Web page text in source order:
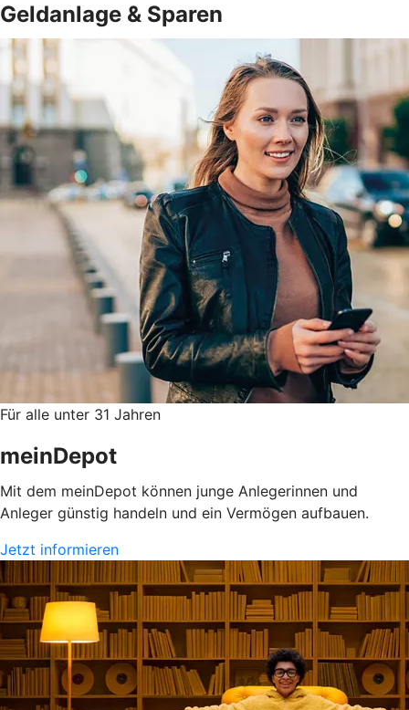
Geldanlage & Sparen
Für alle unter 31 Jahren
meinDepot
Mit dem meinDepot können junge Anlegerinnen und
Anleger günstig handeln und ein Vermögen aufbauen.
Jetzt informieren